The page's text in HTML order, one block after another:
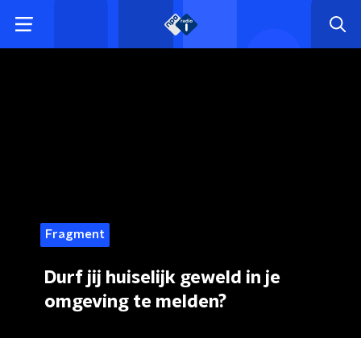
Fragment
Durf jij huiselijk geweld in je
omgeving te melden?